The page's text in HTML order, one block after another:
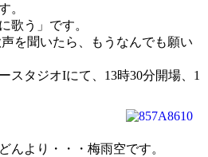
。
歌う」です。
を聞いたら、もうなんでも願い
スタジオIにて、13時30分開場、1
んより・・・梅雨空です。